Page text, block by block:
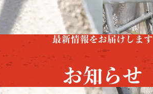
最新情報をお届けします
お知らせ